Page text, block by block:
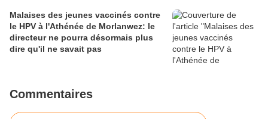
Malaises des jeunes vaccinés contre
le HPV à l'Athénée de Morlanwez: le
directeur ne pourra désormais plus
dire qu'il ne savait pas
Commentaires